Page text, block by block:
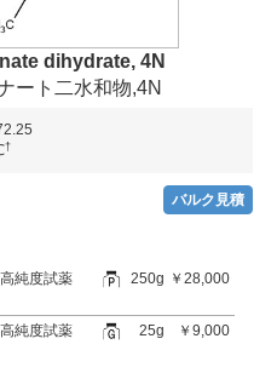
dihydrate, 4N
ート二水和物,4N
†
バルク見積
高純度試薬 250g ￥28,000
高純度試薬 25g ￥9,000